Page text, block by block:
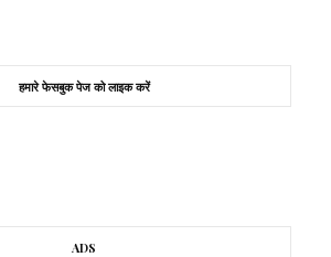
हमारे फेसबुक पेज को लाइक करें
ADS